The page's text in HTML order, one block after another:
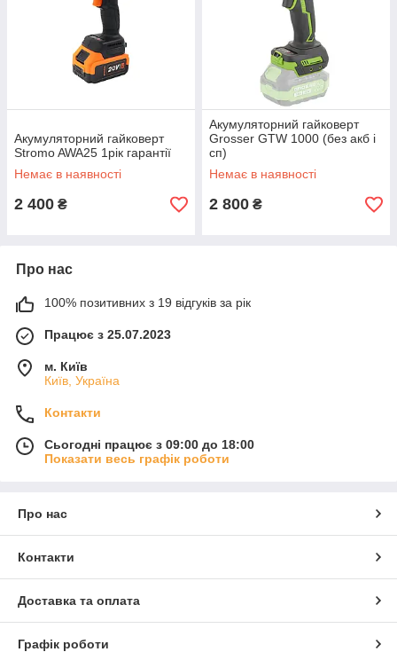
Акумуляторний гайковерт
Stromo AWA25 1рік гарантії
Немає в наявності
2 400 ₴
Акумуляторний гайковерт
Grosser GTW 1000 (без акб і
сп)
Немає в наявності
2 800 ₴
Про нас
100% позитивних з 19 відгуків за рік
Працює з 25.07.2023
м. Київ
Київ, Україна
Контакти
Сьогодні працює з 09:00 до 18:00
Показати весь графік роботи
Про нас
Контакти
Доставка та оплата
Графік роботи